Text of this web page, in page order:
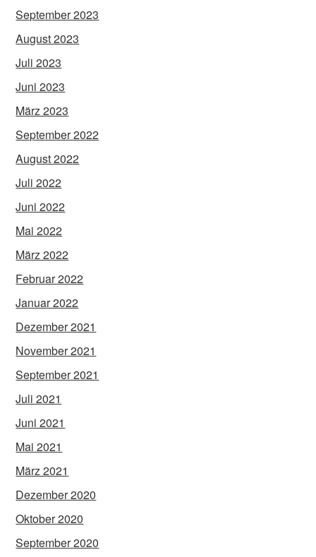
September 2023
August 2023
Juli 2023
Juni 2023
März 2023
September 2022
August 2022
Juli 2022
Juni 2022
Mai 2022
März 2022
Februar 2022
Januar 2022
Dezember 2021
November 2021
September 2021
Juli 2021
Juni 2021
Mai 2021
März 2021
Dezember 2020
Oktober 2020
September 2020